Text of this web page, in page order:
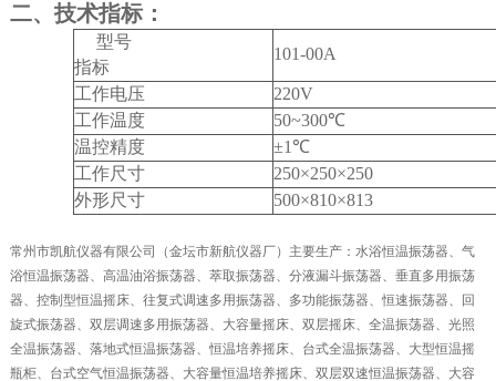
二、技术指标：
型号
指标
101-00A
工作电压
220V
工作温度
50~300℃
温控精度
±1 ℃
工作尺寸
250×250×250
外形尺寸
500×810×813
常州市凯航仪器有限公司（金坛市新航仪器厂）主要生产：水浴恒温振荡器、气
浴恒温振荡器、高温油浴振荡器、萃取振荡器、分液漏斗振荡器、垂直多用振荡
器、控制型恒温摇床、往复式调速多用振荡器、多功能振荡器、恒速振荡器、回
旋式振荡器、双层调速多用振荡器、大容量摇床、双层摇床、全温振荡器、光照
全温振荡器、落地式恒温振荡器、恒温培养摇床、台式全温振荡器、大型恒温摇
瓶柜、台式空气恒温振荡器、大容量恒温培养摇床、双层双速恒温振荡器、大容